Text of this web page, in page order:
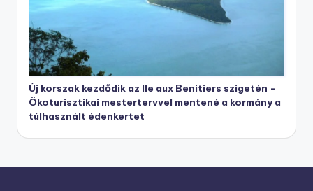
Új korszak kezdődik az Ile aux Benitiers szigetén –
Ökoturisztikai mestertervvel mentené a kormány a
túlhasznált édenkertet